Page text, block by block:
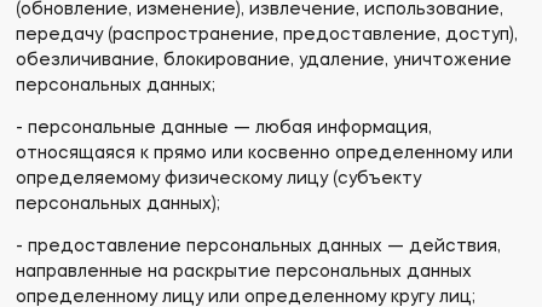
(обновление, изменение), извлечение, использование,
передачу (распространение, предоставление, доступ),
обезличивание, блокирование, удаление, уничтожение
персональных данных;
- персональные данные — любая информация,
относящаяся к прямо или косвенно определенному или
определяемому физическому лицу (субъекту
персональных данных);
- предоставление персональных данных — действия,
направленные на раскрытие персональных данных
определенному лицу или определенному кругу лиц;